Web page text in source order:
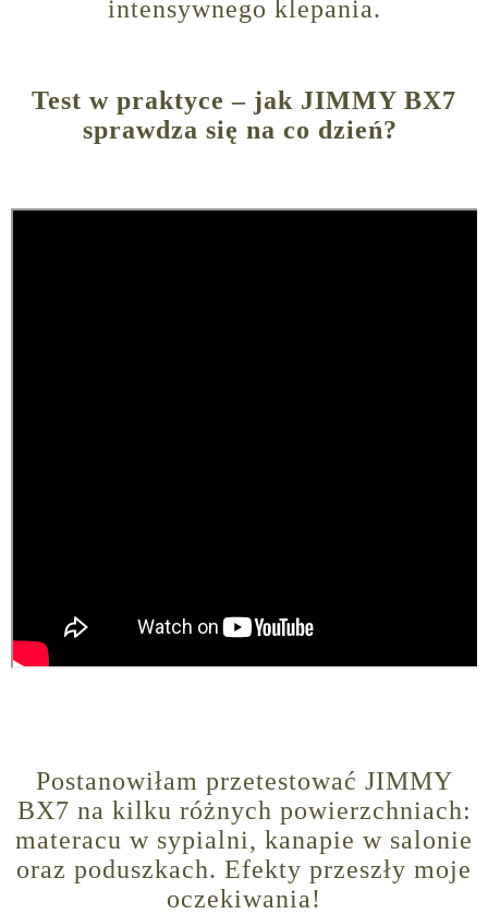
intensywnego klepania.
Test w praktyce – jak JIMMY BX7
sprawdza się na co dzień?
Postanowiłam przetestować JIMMY
BX7 na kilku różnych powierzchniach:
materacu w sypialni, kanapie w salonie
oraz poduszkach. Efekty przeszły moje
oczekiwania!